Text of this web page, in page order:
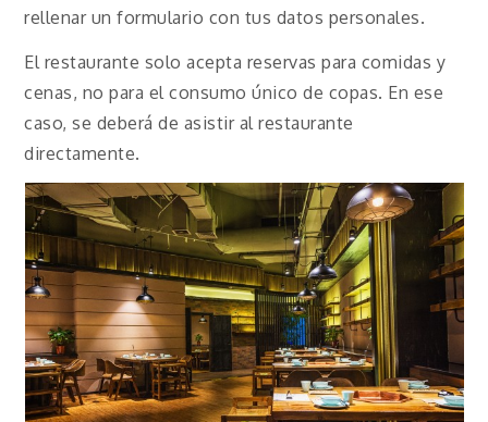
rellenar un formulario con tus datos personales.
El restaurante solo acepta reservas para comidas y
cenas, no para el consumo único de copas. En ese
caso, se deberá de asistir al restaurante
directamente.